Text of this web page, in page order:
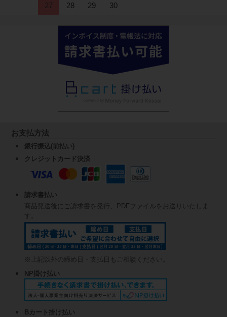
27 28 29 30
お支払方法
銀行振込(前払い)
クレジットカード決済
請求書払い
商品発送後にご請求書を発行、PDFファイルをお送りいたしま
す。
※上記以外の締め日・支払日もご相談ください。
NP掛け払い
Bカート掛け払い